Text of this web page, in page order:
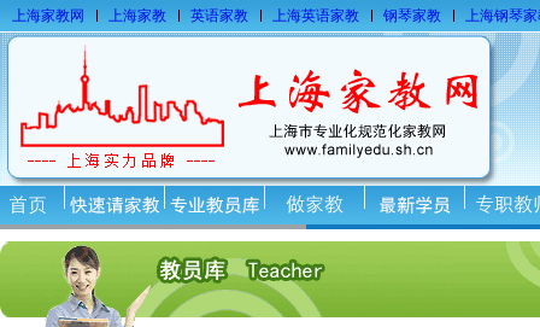
上海家教网 上海家教 英语家教 上海英语家教 钢琴家教 上海钢琴